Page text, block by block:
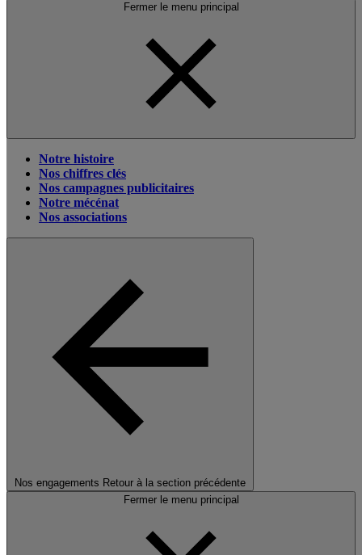
Fermer le menu principal
Notre histoire
Nos chiffres clés
Nos campagnes publicitaires
Notre mécénat
Nos associations
Nos engagements Retour à la section précédente
Fermer le menu principal